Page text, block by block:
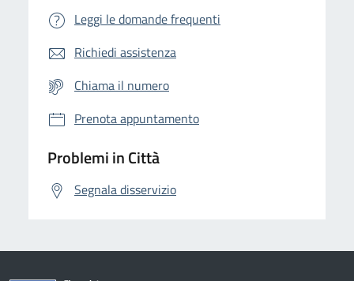
Leggi le domande frequenti
Richiedi assistenza
Chiama il numero
Prenota appuntamento
Problemi in Città
Segnala disservizio